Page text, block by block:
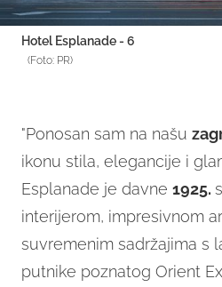
Hotel Esplanade - 6
(Foto: PR)
"Ponosan sam na našu
ikonu stila, elegancije i
Esplanade je davne 1925.
interijerom, impresivnom
suvremenim sadržajima s
putnike poznatog Orient